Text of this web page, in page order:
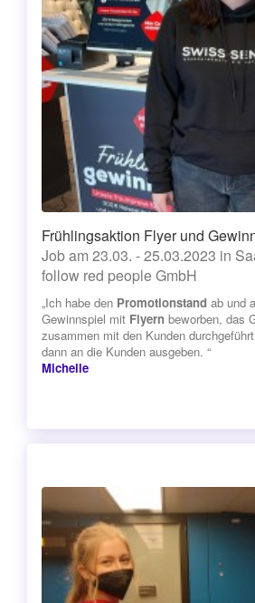
Frühlingsaktion Flyer und
Job am 23.03. - 25.03.2023 in
follow red people GmbH
„Ich habe den Promotionstand ab und
Gewinnspiel mit Flyern beworben, das
zusammen mit den Kunden
dann an die Kunden ausgeben. “
Michelle